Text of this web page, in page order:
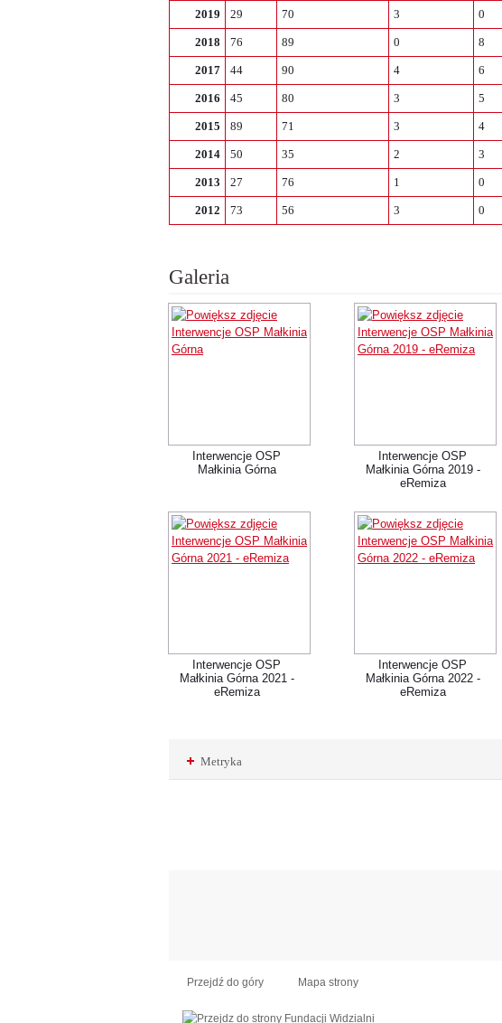
2019 29 70 3 0
2018 76 89 0 8
2017 44 90 4 6
2016 45 80 3 5
2015 89 71 3 4
2014 50 35 2 3
2013 27 76 1 0
2012 73 56 3 0
Galeria
Interwencje OSP
Małkinia Górna
Interwencje OSP
Małkinia Górna 2019 -
eRemiza
Interwencje OSP
Małkinia Górna 2021 -
eRemiza
Interwencje OSP
Małkinia Górna 2022 -
eRemiza
Metryka
Przejdź do góry Mapa strony